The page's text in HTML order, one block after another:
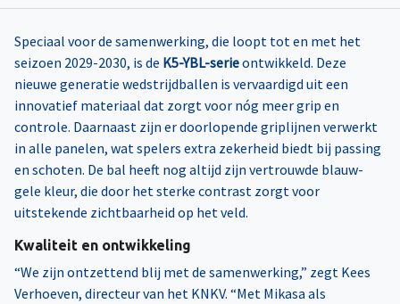
Speciaal voor de samenwerking, die loopt tot en met het
seizoen 2029-2030, is de K5-YBL-serieontwikkeld. Deze
nieuwe generatie wedstrijdballen is vervaardigd uit een
innovatief materiaal dat zorgt voor nóg meer grip en
controle. Daarnaast zijn er doorlopende griplijnen verwerkt
in alle panelen, wat spelers extra zekerheid biedt bij passing
en schoten. De bal heeft nog altijd zijn vertrouwde blauw-
gele kleur, die door het sterke contrast zorgt voor
uitstekende zichtbaarheid op het veld.
Kwaliteit en ontwikkeling
“We zijn ontzettend blij met de samenwerking,” zegt Kees
Verhoeven, directeur van het KNKV. “Met Mikasa als